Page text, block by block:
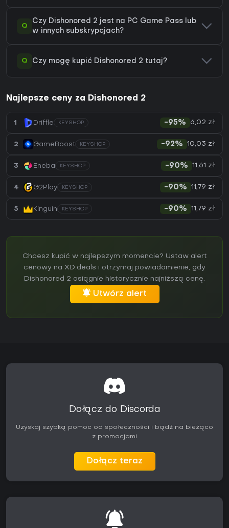
Q
Czy Dishonored 2 jest na PC Game Pass lub
w innych subskrypcjach?
Q Czy mogę kupić Dishonored 2 tutaj?
Najlepsze ceny za Dishonored 2
1 Driffle KEYSHOP -95% 6,02 zł
2 GameBoost KEYSHOP -92% 10,03 zł
3 Eneba KEYSHOP -90% 11,61 zł
4 G2Play KEYSHOP -90% 11,79 zł
5 Kinguin KEYSHOP -90% 11,79 zł
Chcesz kupić w najlepszym momencie? Ustaw alert
cenowy na XD.deals i otrzymaj powiadomienie, gdy
Dishonored 2 osiągnie historycznie najniższą cenę.
Utwórz alert
Dołącz do Discorda
Uzyskaj szybką pomoc od społeczności i bądź na bieżąco
z promocjami
Dołącz teraz